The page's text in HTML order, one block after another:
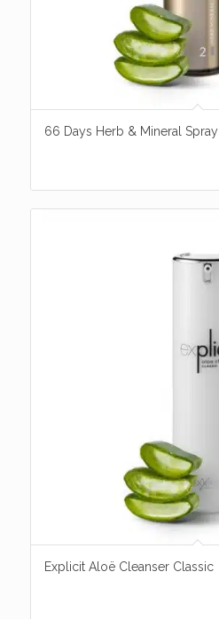
66 Days Herb & Mineral Spray
Explicit Aloë Cleanser Classic